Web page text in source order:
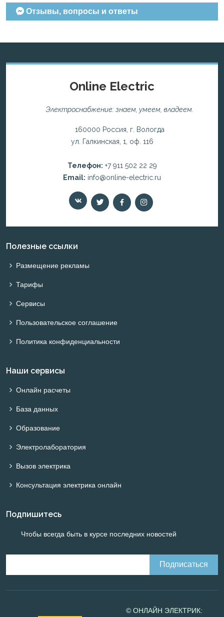
Отзывы, вопросы и ответы
Online Electric
Электроснабжение: знаем, умеем, владеем.
160000 Россия, г. Вологда
ул. Галкинская, 1, оф. 116
Телефон: +7 911 502 22 29
Email: info@online-electric.ru
Полезные ссылки
Размещение рекламы
Тарифы
Сервисы
Пользовательское соглашение
Политика конфиденциальности
Наши сервисы
Онлайн расчеты
База данных
Образование
Электролаборатория
Вызов электрика
Консультация электрика онлайн
Подпишитесь
Чтобы всегда быть в курсе последних новостей
© ОНЛАЙН ЭЛЕКТРИК: